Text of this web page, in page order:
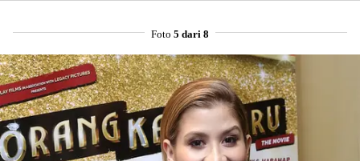
Foto 5 dari 8